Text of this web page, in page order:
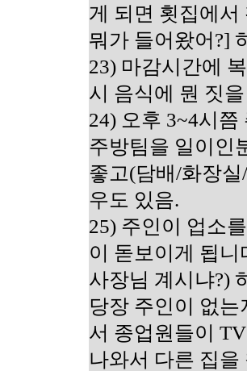
게 되면 횟집에
뭐가 들어왔어?]
23) 마감시간에
시 음식에 뭔 짓
24) 오후 3~4시
주방팀을 일이인
좋고(담배/화장
우도 있음.
25) 주인이 업소
이 돋보이게 됩
사장님 계시냐?)
당장 주인이 없
서 종업원들이
나와서 다른 집을